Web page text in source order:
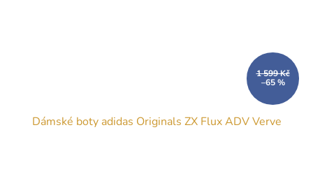
1 599 Kč
–65 %
Dámské boty adidas Originals ZX Flux ADV Verve